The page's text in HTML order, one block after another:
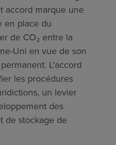
accord marque une
en place du
de CO₂ entre la
Uni en vue de son
L’accord
les procédures
un levier
des
de stockage de